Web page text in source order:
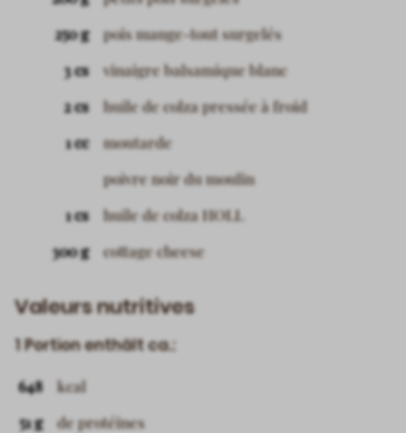
250 g
pois mange-tout surgelés
3 cs
vinaigre balsamique blanc
2 cs
huile de colza pressée à froid
1 cc
moutarde
poivre noir du moulin
1 cs
huile de colza HOLL
300 g
cottage cheese
Valeurs nutritives
1 Portion enthält ca.:
648
kcal
51 g
de protéines